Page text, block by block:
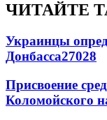
ЧИТАЙТЕ
Украинцы
Донбасса27028
Присвоение
Коломойского